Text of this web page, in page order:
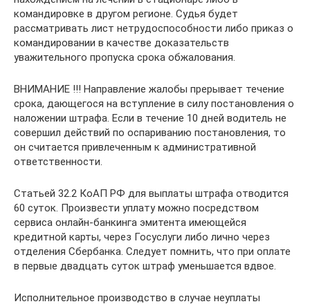
командировке в другом регионе. Судья будет
рассматривать лист нетрудоспособности либо приказ о
командировании в качестве доказательств
уважительного пропуска срока обжалования.
ВНИМАНИЕ !!! Направление жалобы прерывает течение
срока, дающегося на вступление в силу постановления о
наложении штрафа. Если в течение 10 дней водитель не
совершил действий по оспариванию постановления, то
он считается привлеченным к административной
ответственности.
Статьей 32.2 КоАП РФ для выплаты штрафа отводится
60 суток. Произвести уплату можно посредством
сервиса онлайн-банкинга эмитента имеющейся
кредитной карты, через Госуслуги либо лично через
отделения Сбербанка. Следует помнить, что при оплате
в первые двадцать суток штраф уменьшается вдвое.
Исполнительное производство в случае неуплаты